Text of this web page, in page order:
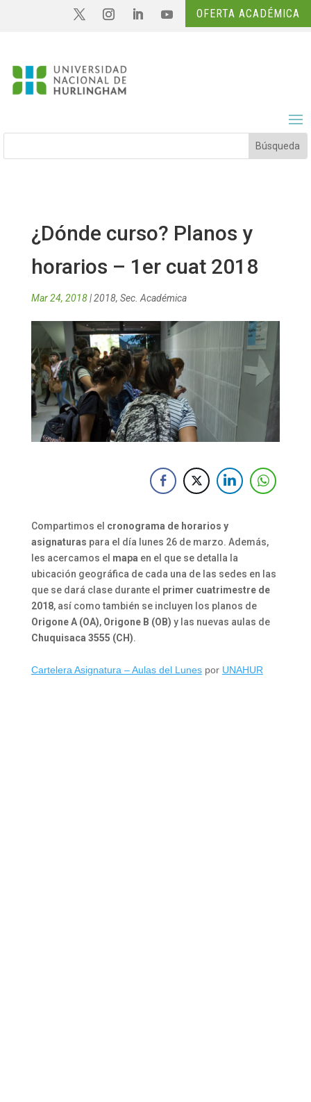
OFERTA ACADÉMICA
¿Dónde curso? Planos y
horarios – 1er cuat 2018
Mar 24, 2018|2018, Sec. Académica
Compartimos el cronograma de horarios y
asignaturas para el día lunes 26 de marzo. Además,
les acercamos el mapa en el que se detalla la
ubicación geográfica de cada una de las sedes en las
que se dará clase durante el primer cuatrimestre de
2018, así como también se incluyen los planos de
Origone A (OA), Origone B (OB) y las nuevas aulas de
Chuquisaca 3555 (CH).
Cartelera Asignatura – Aulas del Lunespor UNAHUR